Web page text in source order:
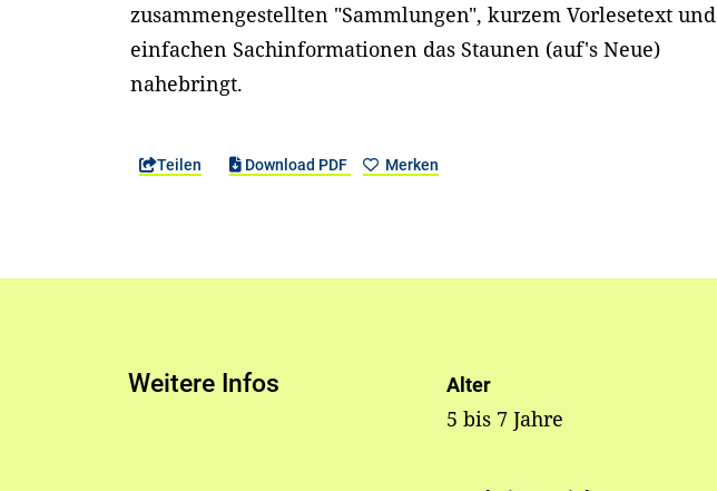
zusammengestellten "Sammlungen", kurzem Vorlesetext und
einfachen Sachinformationen das Staunen (auf's Neue)
nahebringt.
Teilen Download PDF Merken
Weitere Infos Alter
5 bis 7 Jahre